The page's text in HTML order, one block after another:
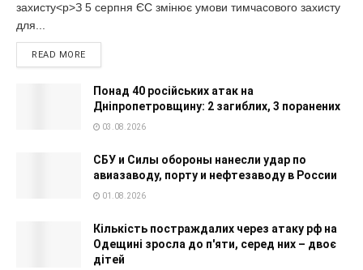
захисту<p>З 5 серпня ЄС змінює умови тимчасового захисту
для...
READ MORE
Понад 40 російських атак на
Дніпропетровщину: 2 загиблих, 3 поранених
03.08.2026
СБУ и Силы обороны нанесли удар по
авиазаводу, порту и нефтезаводу в России
01.08.2026
Кількість постраждалих через атаку рф на
Одещині зросла до п'яти, серед них – двоє
дітей